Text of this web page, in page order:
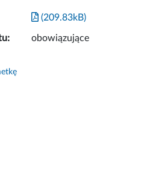
(209.83kB)
obowiązujące